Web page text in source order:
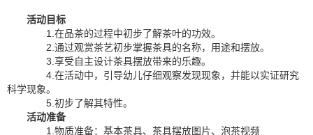
活动目标
1.在品茶的过程中初步了解茶叶的功效。
2.通过观赏茶艺初步掌握茶具的名称，用途和摆放。
3.享受自主设计茶具摆放带来的乐趣。
4.在活动中，引导幼儿仔细观察发现现象，并能以实证研究
科学现象。
5.初步了解其特性。
活动准备
1.物质准备：基本茶具、茶具摆放图片、泡茶视频